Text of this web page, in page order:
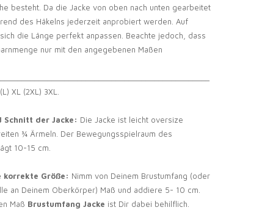
besteht. Da die Jacke von oben nach unten gearbeitet
des Häkelns jederzeit anprobiert werden. Auf
die Länge perfekt anpassen. Beachte jedoch, dass
nur mit den angegebenen Maßen
XL (2XL) 3XL.
Schnitt der Jacke: Die Jacke ist leicht oversize
¾ Ärmeln. Der Bewegungsspielraum des
10-15 cm.
korrekte Größe: Nimm von Deinem Brustumfang (oder
an Deinem Oberkörper) Maß und addiere 5- 10 cm.
Maß Brustumfang Jacke ist Dir dabei behilflich.